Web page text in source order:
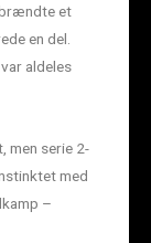
et
en del.
aldeles
men serie 2-
med
–